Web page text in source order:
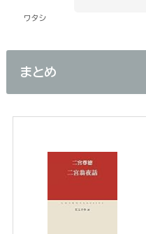
ワタシ
まとめ